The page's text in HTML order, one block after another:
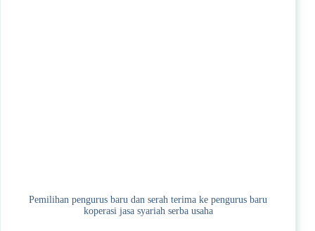
Pemilihan pengurus baru dan serah terima ke pengurus baru
koperasi jasa syariah serba usaha